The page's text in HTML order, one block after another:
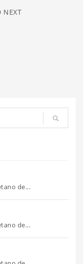
NEXT
de...
de...